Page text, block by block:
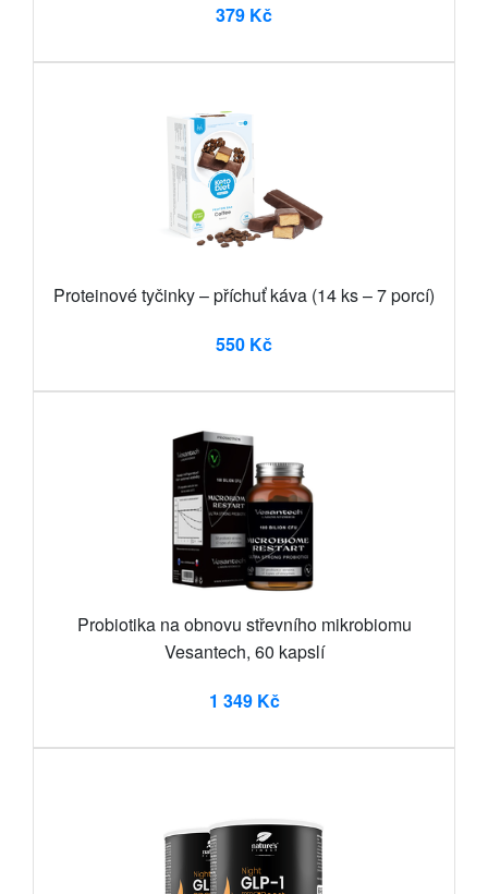
379 Kč
Proteinové tyčinky – příchuť káva (14 ks – 7 porcí)
550 Kč
Probiotika na obnovu střevního mikrobiomu
Vesantech, 60 kapslí
1 349 Kč